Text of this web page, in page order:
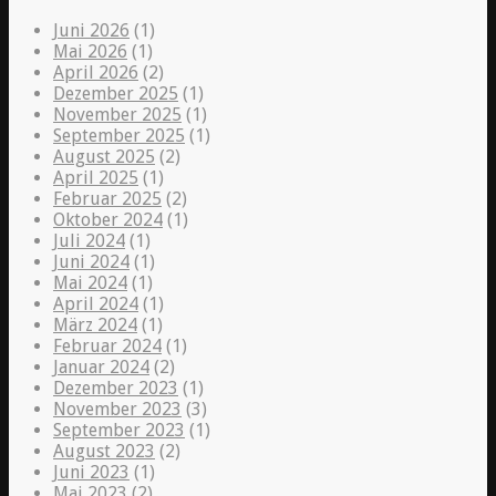
Juni 2026 (1)
Mai 2026 (1)
April 2026 (2)
Dezember 2025 (1)
November 2025 (1)
September 2025 (1)
August 2025 (2)
April 2025 (1)
Februar 2025 (2)
Oktober 2024 (1)
Juli 2024 (1)
Juni 2024 (1)
Mai 2024 (1)
April 2024 (1)
März 2024 (1)
Februar 2024 (1)
Januar 2024 (2)
Dezember 2023 (1)
November 2023 (3)
September 2023 (1)
August 2023 (2)
Juni 2023 (1)